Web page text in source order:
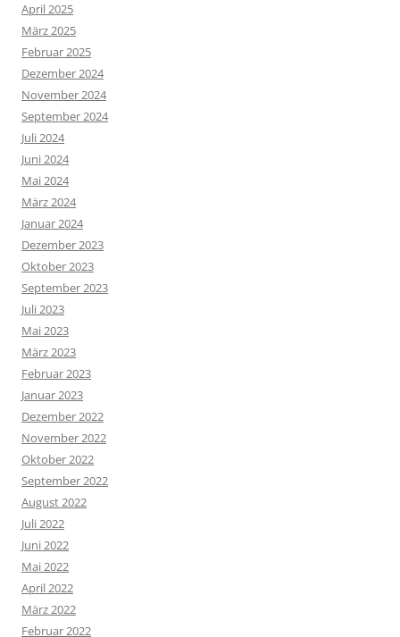
April 2025
März 2025
Februar 2025
Dezember 2024
November 2024
September 2024
Juli 2024
Juni 2024
Mai 2024
März 2024
Januar 2024
Dezember 2023
Oktober 2023
September 2023
Juli 2023
Mai 2023
März 2023
Februar 2023
Januar 2023
Dezember 2022
November 2022
Oktober 2022
September 2022
August 2022
Juli 2022
Juni 2022
Mai 2022
April 2022
März 2022
Februar 2022